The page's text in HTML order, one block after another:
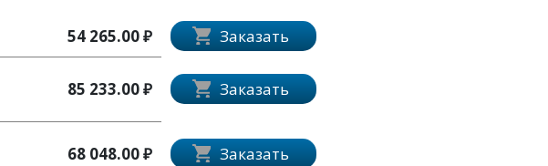
54 265.00 ₽
Заказать
85 233.00 ₽ Заказать
68 048.00 ₽ Заказать